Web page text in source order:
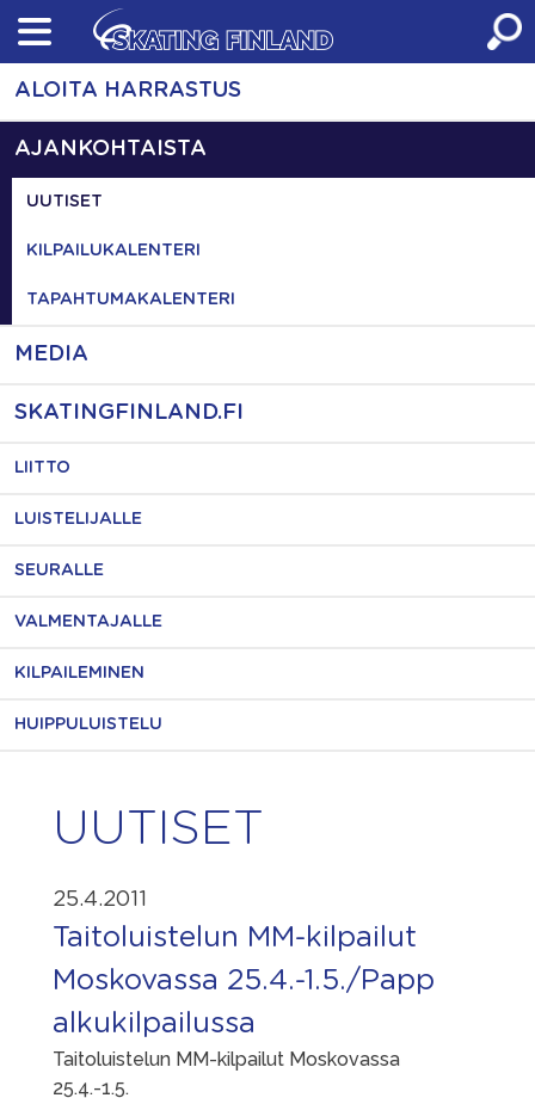
Skip
content
ALOITA HARRASTUS
AJANKOHTAISTA
UUTISET
KILPAILUKALENTERI
TAPAHTUMAKALENTERI
MEDIA
SKATINGFINLAND.FI
LIITTO
LUISTELIJALLE
SEURALLE
VALMENTAJALLE
KILPAILEMINEN
HUIPPULUISTELU
UUTISET
25.4.2011
Taitoluistelun MM-kilpailut
Moskovassa 25.4.-1.5./Papp
alkukilpailussa
Taitoluistelun MM-kilpailut Moskovassa
25.4.-1.5.